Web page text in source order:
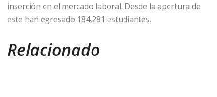
inserción en el mercado laboral. Desde la apertura de
este han egresado 184,281 estudiantes.
Relacionado